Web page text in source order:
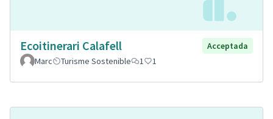
Ecoitinerari Calafell
Acceptada
Marc
Turisme Sostenible 1 1